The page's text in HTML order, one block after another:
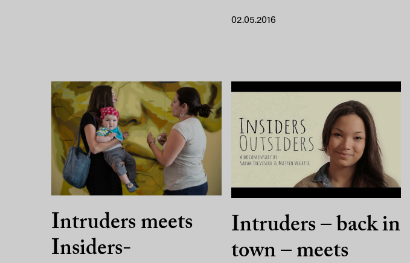
02.05.2016
Intruders meets
Insiders-
Intruders – back in
town – meets